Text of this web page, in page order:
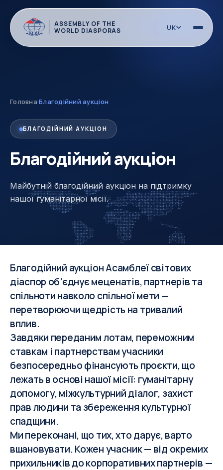
ASSEMBLY OF THE
WORLD DIASPORAS
UK
Головна·Благодійний аукціон
БЛАГОДІЙНИЙ АУКЦІОН
Благодійний аукціон
Майбутній благодійний аукціон на підтримку
нашої гуманітарної місії.
Благодійний аукціон Асамблеї світових
діаспор об’єднує меценатів, партнерів та
спільноти навколо спільної мети —
перетворюючи щедрість на тривалий
вплив.
Завдяки переданим лотам, переможним
ставкам і партнерствам учасники
безпосередньо фінансують проєкти, що
лежать в основі нашої місії: гуманітарну
допомогу, міжкультурний діалог, захист
прав людини та збереження культурної
спадщини.
Ми переконані, що тих, хто дарує, варто
вшановувати. Кожен учасник — від окремих
прихильників до корпоративних партнерів —